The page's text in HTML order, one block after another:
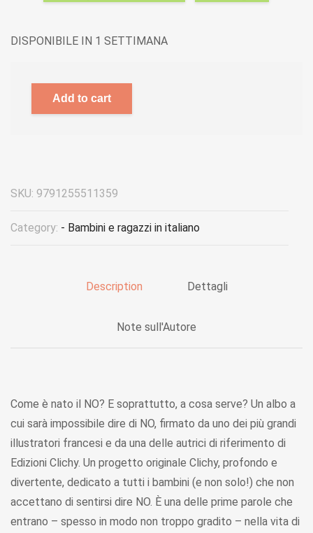
DISPONIBILE IN 1 SETTIMANA
Add to cart
SKU: 9791255511359
Category: - Bambini e ragazzi in italiano
Description Dettagli
Note sull'Autore
Come è nato il NO? E soprattutto, a cosa serve? Un albo a
cui sarà impossibile dire di NO, firmato da uno dei più grandi
illustratori francesi e da una delle autrici di riferimento di
Edizioni Clichy. Un progetto originale Clichy, profondo e
divertente, dedicato a tutti i bambini (e non solo!) che non
accettano di sentirsi dire NO. È una delle prime parole che
entrano – spesso in modo non troppo gradito – nella vita di